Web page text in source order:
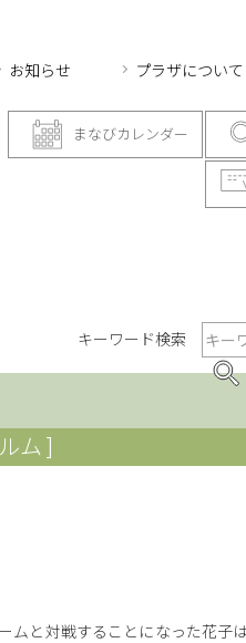
お知らせ プラザについて
まなびカレンダー
キーワード検索
ム ]
ムと対戦することになった花